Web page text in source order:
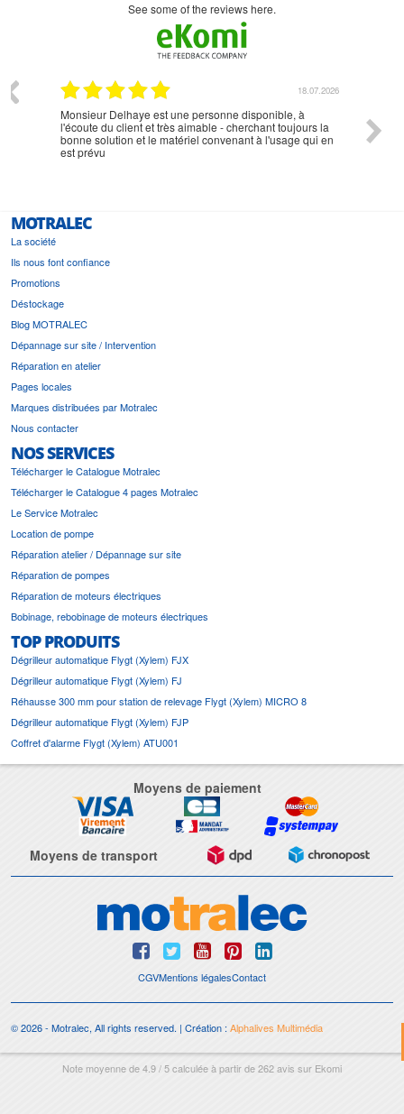
see some of the reviews here.
18.07.2026
Monsieur Delhaye est une personne disponible, à
l'écoute du client et très aimable - cherchant toujours la
bonne solution et le matériel convenant à l'usage qui en
est prévu
MOTRALEC
La société
Ils nous font confiance
Promotions
Déstockage
Blog MOTRALEC
Dépannage sur site / Intervention
Réparation en atelier
Pages locales
Marques distribuées par Motralec
Nous contacter
NOS SERVICES
Télécharger le Catalogue Motralec
Télécharger le Catalogue 4 pages Motralec
Le Service Motralec
Location de pompe
Réparation atelier / Dépannage sur site
Réparation de pompes
Réparation de moteurs électriques
Bobinage, rebobinage de moteurs électriques
TOP PRODUITS
Dégrilleur automatique Flygt (Xylem) FJX
Dégrilleur automatique Flygt (Xylem) FJ
Réhausse 300 mm pour station de relevage Flygt (Xylem) MICRO 8
Dégrilleur automatique Flygt (Xylem) FJP
Coffret d'alarme Flygt (Xylem) ATU001
Moyens de paiement
Moyens de transport
CGVMentions légalesContact
© 2026 - Motralec, All rights reserved. | Création :Alphalives Multimédia
Note moyenne de4.9/5calculée à partir de262avis sur Ekomi